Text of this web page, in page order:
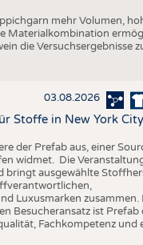
mehr Volumen,
Materialkombination
die Versuchsergebnisse
03.08.2026
Stoffe in New York City
der Prefab aus, einer
widmet. Die
bringt ausgewählte
Luxusmarken zusammen.
Besucheransatz ist Prefab
Fachkompetenz und